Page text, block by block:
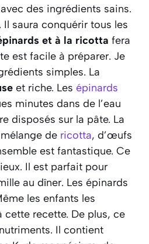
des ingrédients sains.
. Il saura conquérir tous les
et à la ricotta fera
est facile à préparer. Je
simples. La
et riche. Les épinards
minutes dans de l’eau
disposés sur la pâte. La
de ricotta, d’œufs
est fantastique. Ce
Il est parfait pour
au dîner. Les épinards
les enfants les
recette. De plus, ce
Il contient